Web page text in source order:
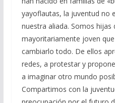
yayoflautas, la juventud no
nuestra aliada. Somos
mayoritariamente joven
cambiarlo todo. De ellos
redes, a protestar y
a imaginar otro mundo
Compartimos con la